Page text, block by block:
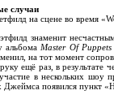
случаи
на сцене во время
знаменит
альбома Master Of Puppets
на тот момент
ещё раз, в результате
в нескольких шоу
Джеймса появился пункт